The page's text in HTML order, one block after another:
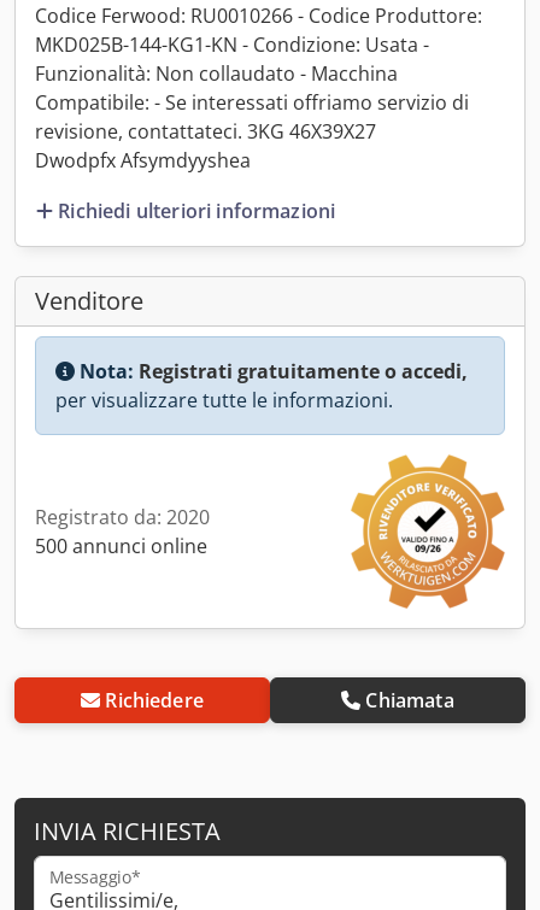
Codice Ferwood: RU0010266 - Codice Produttore:
MKD025B-144-KG1-KN - Condizione: Usata -
Funzionalità: Non collaudato - Macchina
Compatibile: - Se interessati offriamo servizio di
revisione, contattateci. 3KG 46X39X27
Dwodpfx Afsymdyyshea
Richiedi ulteriori informazioni
Venditore
Nota: Registrati gratuitamente o accedi,
per visualizzare tutte le informazioni.
Registrato da: 2020
500 annunci online
Richiedere Chiamata
INVIA RICHIESTA
Messaggio*